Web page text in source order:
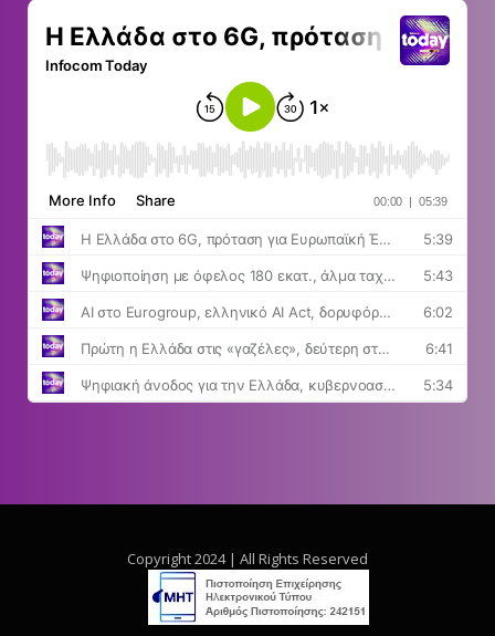
Copyright 2024 | All Rights Reserved